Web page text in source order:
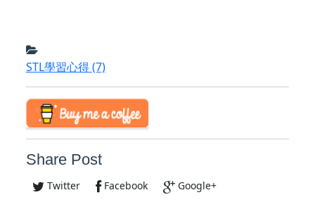
STL學習心得(7)
Share Post
Twitter Facebook Google+